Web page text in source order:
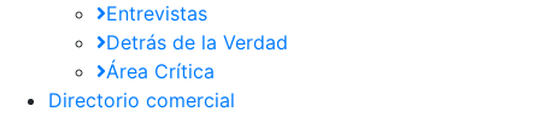
Entrevistas
Detrás de la Verdad
Área Crítica
Directorio comercial